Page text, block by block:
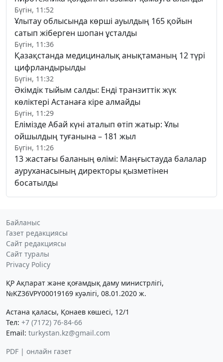
Бүгін, 11:52
Ұлытау облысында көрші ауылдың 165 қойын
сатып жіберген шопан ұсталды
Бүгін, 11:36
Қазақстанда медициналық анықтаманың 12 түрі
цифрландырылды
Бүгін, 11:32
Әкімдік тыйым салды: Енді транзиттік жүк
көліктері Астанаға кіре алмайды
Бүгін, 11:29
Елімізде Абай күні аталып өтіп жатыр: Ұлы
ойшылдың туғанына – 181 жыл
Бүгін, 11:26
13 жастағы баланың өлімі: Маңғыстауда балалар
ауруханасының директоры қызметінен
босатылды
Байланыс
Газет редакциясы
Сайт редакциясы
Сайт туралы
Privacy Policy
ҚР Ақпарат және қоғамдық даму министрлігі,
№KZ36VPY00019169 куәлігі, 08.01.2020 ж.
Астана қаласы, Қонаев көшесі, 12/1
Тел: +7 (7172) 76-84-66
Email: turkystan.kz@gmail.com
PDF | онлайн газет